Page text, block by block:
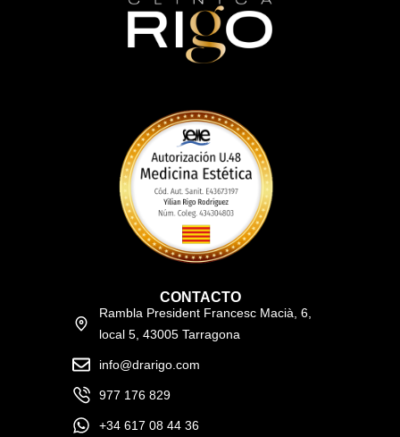
CONTACTO
Rambla President Francesc Macià, 6,
local 5, 43005 Tarragona
info@drarigo.com
977 176 829
+34 617 08 44 36